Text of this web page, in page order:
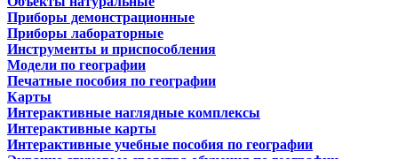
Приборы демонстрационные
Приборы лабораторные
Инструменты и приспособления
Модели по географии
Печатные пособия по географии
Карты
Интерактивные наглядные комплексы
Интерактивные карты
Интерактивные учебные пособия по географии